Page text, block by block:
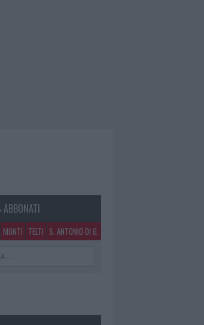
ABBONATI
MONTI TELTI S. ANTONIO DI G.